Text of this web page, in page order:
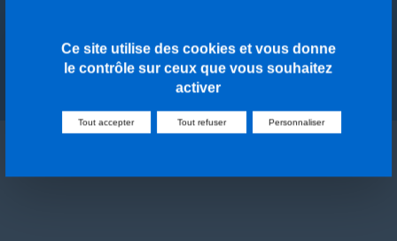
durable.
Ce site utilise des cookies et vous donne
le contrôle sur ceux que vous souhaitez
activer
Tout accepter Tout refuser Personnaliser